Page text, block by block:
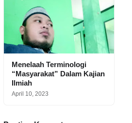
Menelaah Terminologi
“Masyarakat” Dalam Kajian
Ilmiah
April 10, 2023